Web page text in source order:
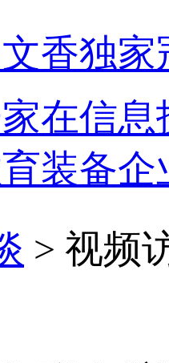
香独家
在信
装备企
> 视频